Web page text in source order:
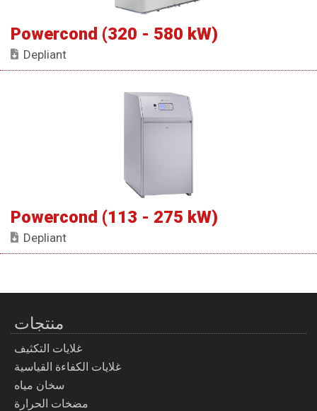
Powercond (320 - 580 kW)
Depliant
Powercond (113 - 275 kW)
Depliant
منتجات
غلايات التكثيف
غلايات الكفاءة القياسية
سخان مياه
مضخات الحرارة